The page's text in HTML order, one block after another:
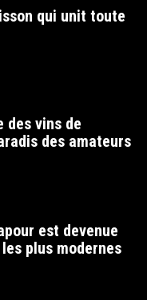
qui unit toute
des vins de
des amateurs
est devenue
plus modernes